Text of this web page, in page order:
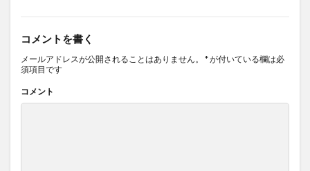
コメントを書く
メールアドレスが公開されることはありません。 *が付いている欄は必
須項目です
コメント